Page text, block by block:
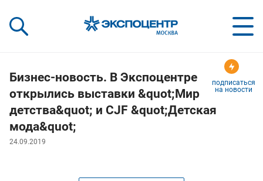
Shows:
a Key to Your Success
выставки вашего
подписаться
на новости
Бизнес-новость. В Экспоцентре
открылись выставки &quot;Мир
детства&quot; и CJF &quot;Детская
мода&quot;
24.09.2019